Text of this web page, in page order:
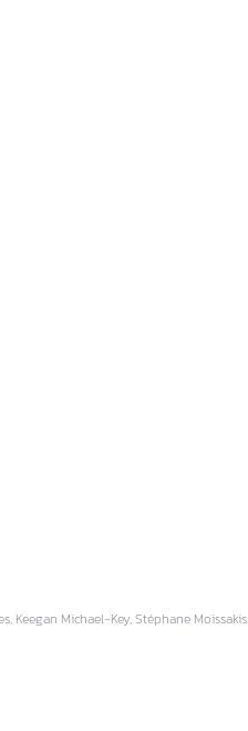
Keegan Michael-Key, Stéphane Moïssakis